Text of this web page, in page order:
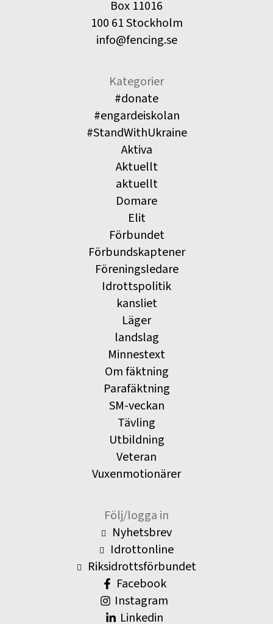
Box 11016
100 61 Stockholm
info@fencing.se
Kategorier
#donate
#engardeiskolan
#StandWithUkraine
Aktiva
Aktuellt
aktuellt
Domare
Elit
Förbundet
Förbundskaptener
Föreningsledare
Idrottspolitik
kansliet
Läger
landslag
Minnestext
Om fäktning
Parafäktning
SM-veckan
Tävling
Utbildning
Veteran
Vuxenmotionärer
Följ/logga in
Nyhetsbrev
Idrottonline
Riksidrottsförbundet
Facebook
Instagram
Linkedin